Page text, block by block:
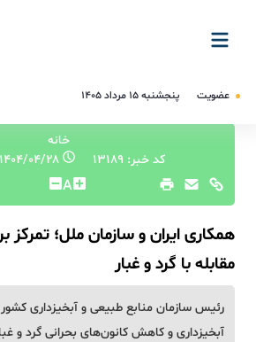
عضویت پنجشنبه ۱۵ مرداد ۱۴۰۵
خانه
کد خبر: 13189
۱۴۰۴/۰۴/۲۸ ۱۵:۱۸:۵۸
A
همکاری ایران و سازمان ملل؛ تمرکز
مقابله با گرد و غبار
رئیس سازمان منابع طبیعی و آبخیزداری
آبخیزداری و کاهش کانون‌های بحرانی گرد و